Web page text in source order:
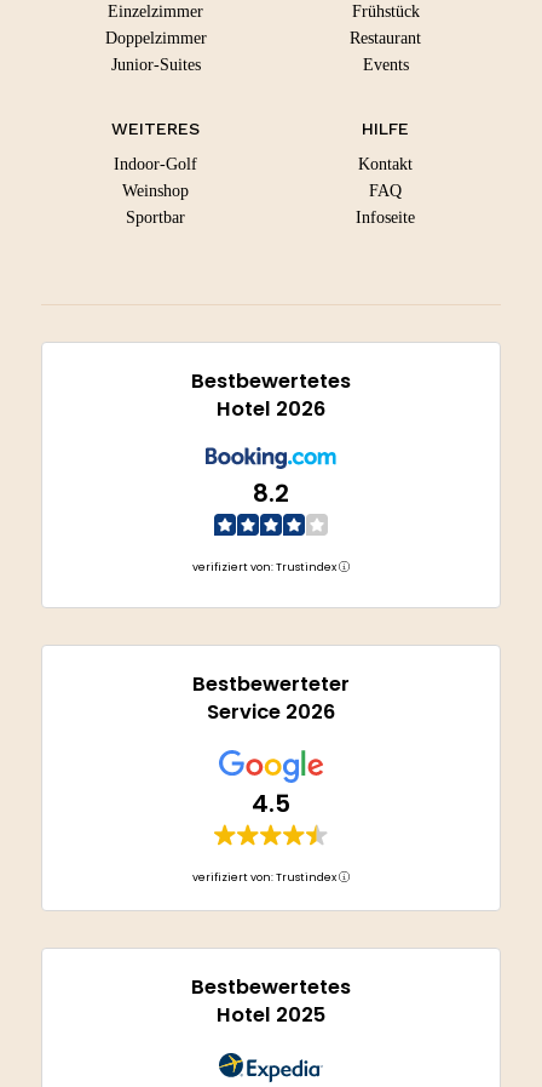
Einzelzimmer
Doppelzimmer
Junior-Suites
Frühstück
Restaurant
Events
WEITERES
Indoor-Golf
Weinshop
Sportbar
HILFE
Kontakt
FAQ
Infoseite
Bestbewertetes
Hotel 2026
8.2
verifiziert von: Trustindex
Bestbewerteter
Service 2026
4.5
verifiziert von: Trustindex
Bestbewertetes
Hotel 2025